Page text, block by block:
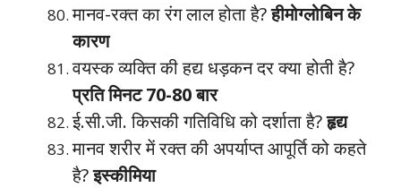
मानव-रक्त का रंग लाल होता है?हीमोग्लोबिन के
कारण
वयस्क व्यक्ति की हद्य धड़कन दर क्या होती है?
प्रति मिनट 70-80 बार
ई.सी.जी. किसकी गतिविधि को दर्शाता है?हृद्य
मानव शरीर में रक्त की अपर्याप्त आपूर्ति को कहते
है?इस्कीमिया